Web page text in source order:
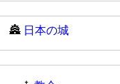
🏯 日本の城